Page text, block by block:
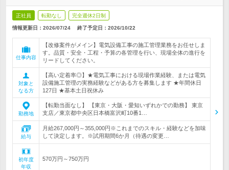
正社員 転勤なし 完全週休2日制
情報更新日：2026/07/24 終了予定日： 2026/10/22
仕事内容
【改修案件がメイン】電気設備工事の施工管理業務をお任せしま
す。品質・安全・工程・予算の各管理を行い、現場全体の進行を
リードしてください。
対象と
なる方
【高い定着率◎】★電気工事における現場作業経験、または電気
設備施工管理の実務経験などがある方を募集します ★年間休日
127日 ★基本土日祝休み
勤務地
【転勤当面なし】 【東京・大阪・愛知いずれかでの勤務】 東京
支店／東京都中央区日本橋富沢町10番1…
給与
月給267,000円～355,000円※これまでのスキル・経験などを加味
して決定します。※試用期間6か月（待遇の変更…
初年度
年収
570万円～750万円